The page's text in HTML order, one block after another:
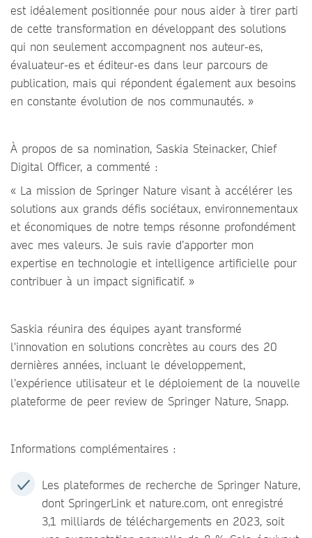
est idéalement positionnée pour nous aider à tirer parti
de cette transformation en développant des solutions
qui non seulement accompagnent nos auteur-es,
évaluateur-es et éditeur-es dans leur parcours de
publication, mais qui répondent également aux besoins
en constante évolution de nos communautés. »
À propos de sa nomination, Saskia Steinacker, Chief
Digital Officer, a commenté :
« La mission de Springer Nature visant à accélérer les
solutions aux grands défis sociétaux, environnementaux
et économiques de notre temps résonne profondément
avec mes valeurs. Je suis ravie d’apporter mon
expertise en technologie et intelligence artificielle pour
contribuer à un impact significatif. »
Saskia réunira des équipes ayant transformé
l'innovation en solutions concrètes au cours des 20
dernières années, incluant le développement,
l’expérience utilisateur et le déploiement de la nouvelle
plateforme de peer review de Springer Nature, Snapp.
Informations complémentaires :
Les plateformes de recherche de Springer Nature,
dont SpringerLink et nature.com, ont enregistré
3,1 milliards de téléchargements en 2023, soit